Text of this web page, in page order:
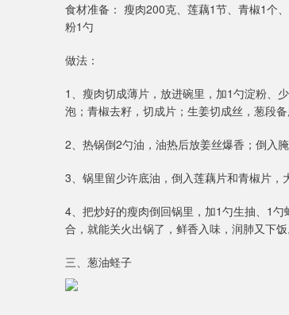
食材准备： 瘦肉200克、莲藕1节、青椒1个
粉1勺
做法：
1、瘦肉切成薄片，放进碗里，加1勺淀粉、
泡；青椒去籽，切成片；生姜切成丝，葱段备
2、热锅倒2勺油，油热后放姜丝爆香；倒入
3、锅里留少许底油，倒入莲藕片和青椒片，
4、把炒好的瘦肉倒回锅里，加1勺生抽、1
合，就能关火出锅了，鲜香入味，润肺又下饭
三、葱油蛏子